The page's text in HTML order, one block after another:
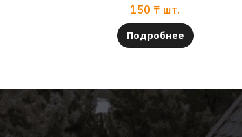
150 ₸ шт.
Подробнее